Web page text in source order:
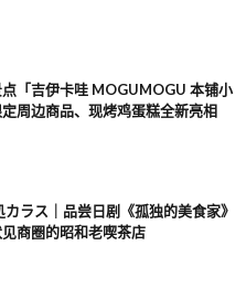
点「吉伊卡哇 MOGUMOGU 本铺小
周边商品、现烤鸡蛋糕全新亮相
ラス｜品尝日剧《孤独的美食家》
商圈的昭和老喫茶店